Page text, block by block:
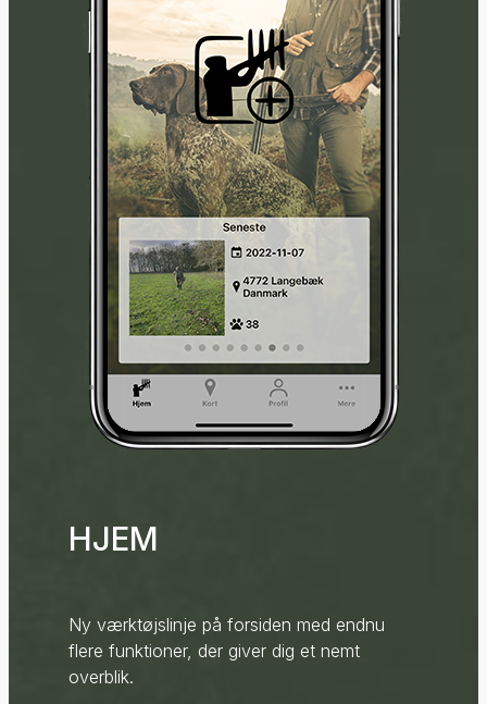
HJEM
Ny værktøjslinje på forsiden med endnu
flere funktioner, der giver dig et nemt
overblik.